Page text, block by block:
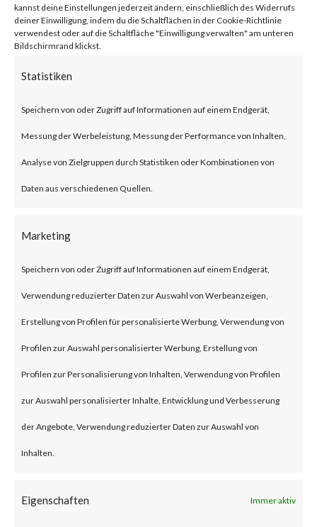
kannst deine Einstellungen jederzeit ändern, einschließlich des Widerrufs
deiner Einwilligung, indem du die Schaltflächen in der Cookie-Richtlinie
verwendest oder auf die Schaltfläche "Einwilligung verwalten" am unteren
Bildschirmrand klickst.
Statistiken
Speichern von oder Zugriff auf Informationen auf einem Endgerät,
Messung der Werbeleistung, Messung der Performance von Inhalten,
Analyse von Zielgruppen durch Statistiken oder Kombinationen von
Daten aus verschiedenen Quellen.
Marketing
Speichern von oder Zugriff auf Informationen auf einem Endgerät,
Verwendung reduzierter Daten zur Auswahl von Werbeanzeigen,
Erstellung von Profilen für personalisierte Werbung, Verwendung von
Profilen zur Auswahl personalisierter Werbung, Erstellung von
Profilen zur Personalisierung von Inhalten, Verwendung von Profilen
zur Auswahl personalisierter Inhalte, Entwicklung und Verbesserung
der Angebote, Verwendung reduzierter Daten zur Auswahl von
Inhalten.
Eigenschaften Immer aktiv
Citrix NetScaler Gateway,
previously known as Citrix
Gateway, is an SSL-VPN solution
designed to provide secure and
optimized remote access.
What is the Attack?
published by Citrix, CVE-2023-
3519 is an unauthenticated
remote code execution
vulnerability that affects the
unmitigated Citrix NetScaler
ADC and NetScaler Gateway
products.
To be vulnerable, those products
gateway or as an